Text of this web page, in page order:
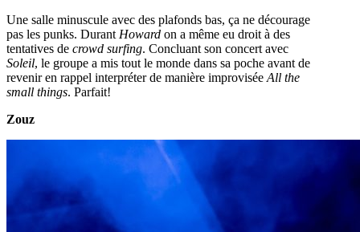
Une salle minuscule avec des plafonds bas, ça ne décourage
pas les punks. Durant Howard on a même eu droit à des
tentatives de crowd surfing. Concluant son concert avec
Soleil, le groupe a mis tout le monde dans sa poche avant de
revenir en rappel interpréter de manière improvisée All the
small things. Parfait!
Zouz